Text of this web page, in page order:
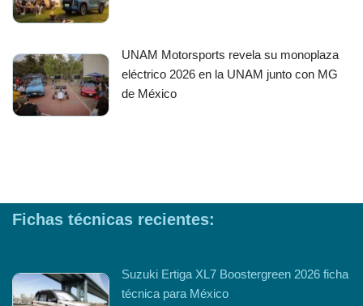
UNAM Motorsports revela su monoplaza
eléctrico 2026 en la UNAM junto con MG
de México
Fichas técnicas recientes:
Suzuki Ertiga XL7 Boostergreen 2026 ficha
técnica para México